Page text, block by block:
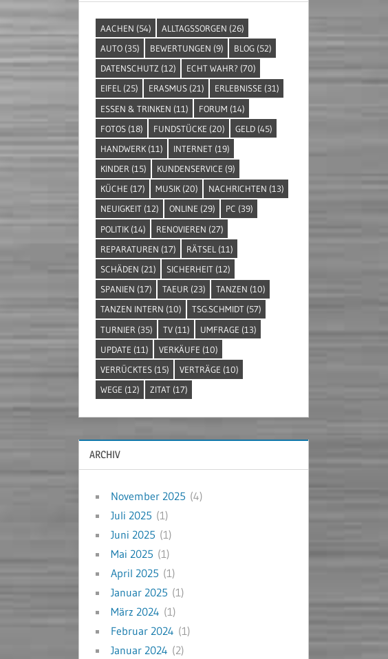
AACHEN (54) ALLTAGSSORGEN (26)
AUTO(35) BEWERTUNGEN (9) BLOG(52)
DATENSCHUTZ (12) ECHT WAHR? (70)
EIFEL(25) ERASMUS(21) ERLEBNISSE (31)
ESSEN & TRINKEN (11) FORUM (14)
FOTOS(18) FUNDSTÜCKE (20) GELD(45)
HANDWERK(11) INTERNET(19)
KINDER (15) KUNDENSERVICE (9)
KÜCHE (17) MUSIK(20) NACHRICHTEN (13)
NEUIGKEIT(12) ONLINE (29) PC (39)
POLITIK(14) RENOVIEREN (27)
REPARATUREN (17) RÄTSEL (11)
SCHÄDEN (21) SICHERHEIT(12)
SPANIEN (17) TAEUR(23) TANZEN (10)
TANZEN INTERN (10) TSG.SCHMIDT(57)
TURNIER (35) TV(11) UMFRAGE (13)
UPDATE (11) VERKÄUFE (10)
VERRÜCKTES(15) VERTRÄGE (10)
WEGE (12) ZITAT(17)
ARCHIV
November 2025 (4)
Juli 2025 (1)
Juni 2025 (1)
Mai 2025 (1)
April 2025 (1)
Januar 2025 (1)
März 2024 (1)
Februar 2024 (1)
Januar 2024 (2)